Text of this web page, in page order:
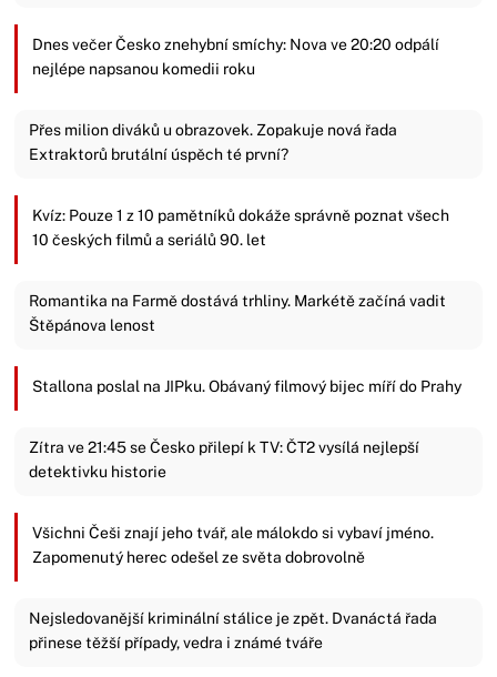
Dnes večer Česko znehybní smíchy: Nova ve 20:20 odpálí
nejlépe napsanou komedii roku
Přes milion diváků u obrazovek. Zopakuje nová řada
Extraktorů brutální úspěch té první?
Kvíz: Pouze 1 z 10 pamětníků dokáže správně poznat všech
10 českých filmů a seriálů 90. let
Romantika na Farmě dostává trhliny. Markétě začíná vadit
Štěpánova lenost
Stallona poslal na JIPku. Obávaný filmový bijec míří do Prahy
Zítra ve 21:45 se Česko přilepí k TV: ČT2 vysílá nejlepší
detektivku historie
Všichni Češi znají jeho tvář, ale málokdo si vybaví jméno.
Zapomenutý herec odešel ze světa dobrovolně
Nejsledovanější kriminální stálice je zpět. Dvanáctá řada
přinese těžší případy, vedra i známé tváře